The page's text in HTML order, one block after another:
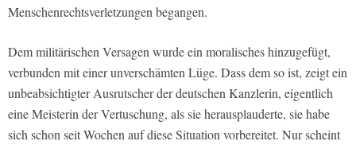
Menschenrechtsverletzungen begangen.
Dem militärischen Versagen wurde ein moralisches hinzugefügt,
verbunden mit einer unverschämten Lüge. Dass dem so ist, zeigt ein
unbeabsichtigter Ausrutscher der deutschen Kanzlerin, eigentlich
eine Meisterin der Vertuschung, als sie herausplauderte, sie habe
sich schon seit Wochen auf diese Situation vorbereitet. Nur scheint